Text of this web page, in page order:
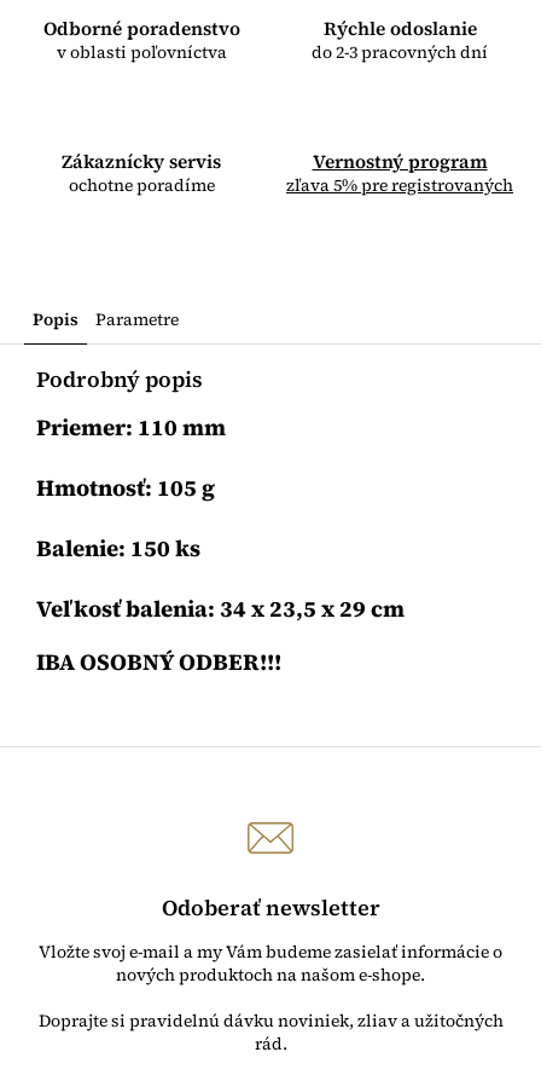
Odborné poradenstvo
v oblasti poľovníctva
Rýchle odoslanie
do 2-3 pracovných dní
Zákaznícky servis
ochotne poradíme
Vernostný program
zľava 5% pre registrovaných
Popis Parametre
Podrobný popis
Priemer: 110 mm
Hmotnosť: 105 g
Balenie: 150 ks
Veľkosť balenia: 34 x 23,5 x 29 cm
IBA OSOBNÝ ODBER!!!
Odoberať newsletter
Vložte svoj e-mail a my Vám budeme zasielať informácie o
nových produktoch na našom e-shope.